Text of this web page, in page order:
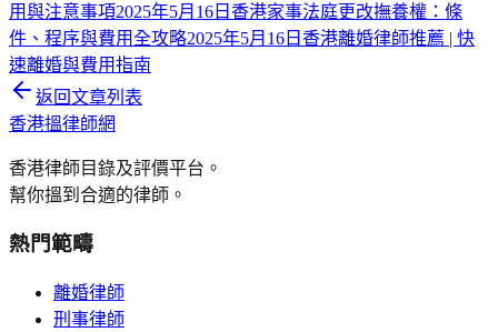
用與注意事項2025年5月16日 香港家事法庭更改撫養權：條
件、程序與費用全攻略2025年5月16日 香港離婚律師推薦 | 快
速離婚與費用指南
返回文章列表
香港搵律師網
香港律師目錄及評價平台。
幫你搵到合適的律師。
熱門範疇
離婚律師
刑事律師